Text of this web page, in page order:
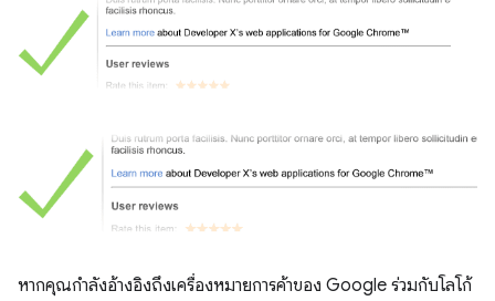
หากคุณกำลังอ้างอิงถึงเครื่องหมายการค้าของ Google ร่วมกับโลโก้